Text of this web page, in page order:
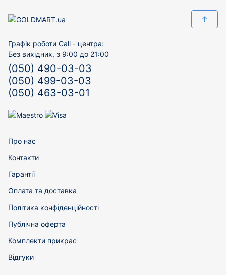
↑
Графік роботи Call - центра:
Без вихідних, з 9:00 до 21:00
(050) 490-03-03
(050) 499-03-03
(050) 463-03-01
Про нас
Контакти
Гарантії
Оплата та доставка
Політика конфіденційності
Публічна оферта
Комплекти прикрас
Відгуки